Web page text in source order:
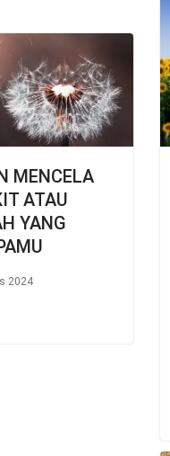
MENCELA
ATAU
YANG
2024